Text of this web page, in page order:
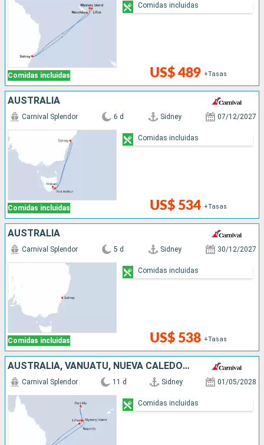
Comidas incluidas US$ 489 +Tasas
Comidas incluidas
AUSTRALIA
Comidas incluidas
Carnival Splendor 6 d Sidney 07/12/2027
US$ 534 +Tasas
Comidas incluidas
AUSTRALIA
Comidas incluidas
Carnival Splendor 5 d Sidney 30/12/2027
US$ 538 +Tasas
Comidas incluidas
AUSTRALIA, VANUATU, NUEVA CALEDONIA
Carnival Splendor 11 d Sidney 01/05/2028
Comidas incluidas